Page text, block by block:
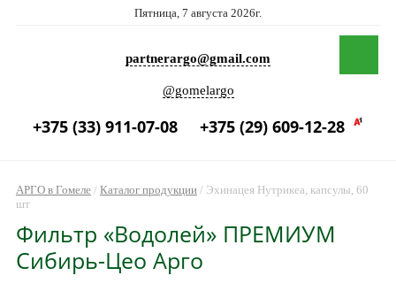
Пятница, 7 августа 2026г.
partnerargo@gmail.com
@gomelargo
+375 (33) 911-07-08 +375 (29) 609-12-28
АРГО в Гомеле/ Каталог продукции/ Эхинацея Нутрикеа, капсулы, 60
шт
Фильтр «Водолей» ПРЕМИУМ
Сибирь-Цео Арго